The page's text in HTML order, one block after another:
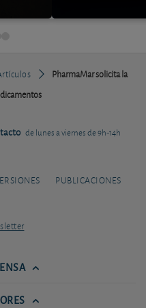
PharmaMar solicita la
de lunes a viernes de 9h-14h
PUBLICACIONES